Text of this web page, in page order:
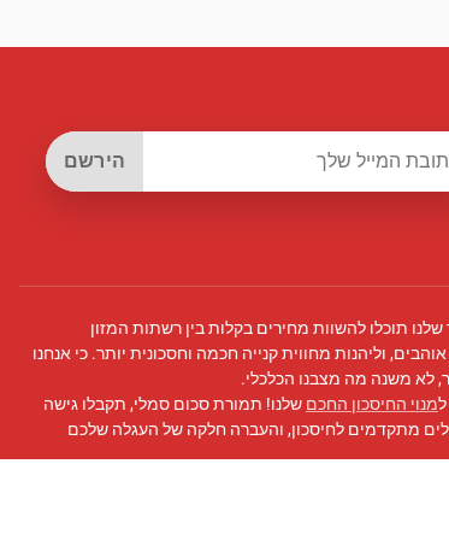
הירשם
תוכלו להשוות מחירים בקלות בין רשתות המזון
וליהנות מחווית קנייה חכמה וחסכונית יותר. כי אנחנו
לא משנה מה מצבנו הכלכלי.
מנוי החיסכון החכם שלנו! תמורת סכום סמלי, תקבלו גישה
מתקדמים לחיסכון, והעברה חלקה של העגלה שלכם